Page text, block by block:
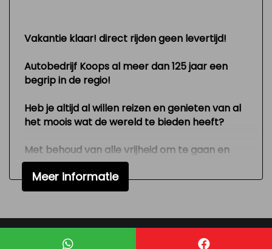
Verstelbare (in hoogte) bestuurders stoel
onderhouden auto
Airco
Keukenblok
Stuurbekrachtiging
Verstelbare stuurkolom
Buitenspiegels elektrisch verstelbaar
Vakantie klaar! direct rijden geen levertijd!
Autobedrijf Koops al meer dan 125 jaar een
begrip in de regio!
Heb je altijd al willen reizen en genieten van al
het moois wat de wereld te bieden heeft?
Met behoud van alle vrijheid om te gaan en
staan waar je wilt?
Dan is deze KoopsCamp-camper precies wat
je zoekt.
buscamper (4 slaapplaatsen) met
Meer informatie
Mogelijk gemaakt door